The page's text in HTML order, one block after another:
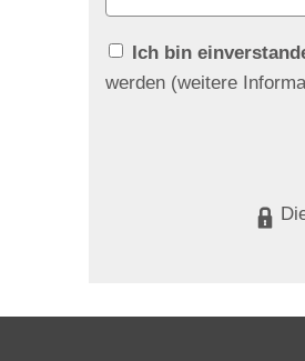
Ich bin
werden (weitere